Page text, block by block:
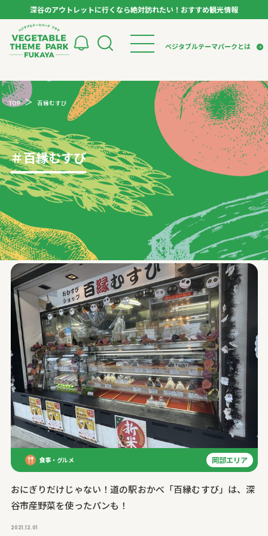
深谷のアウトレットに行くなら絶対訪れたい！おすすめ観光情報
ベジタブルテーマパークとは
検索
トップページ
モデルコース
スポット
イベント
体験
特集記事
ベジタブルテーマパークとは
VTPキャストミーティング
パートナー企業について
市長インタビュー
生産者インタビュー
アンバサダー
お役立ち情報
レシピ集
TOP 百縁むすび
＃百縁むすび
食事・グルメ 岡部エリア
おにぎりだけじゃない！道の駅おかべ「百縁むすび」は、深
谷市産野菜を使ったパンも！
2021.12.01